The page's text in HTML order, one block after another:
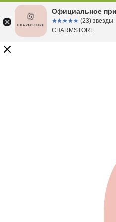
Официальное
☆☆☆☆☆
★★★★★ (23) звезды
CHARMSTORE